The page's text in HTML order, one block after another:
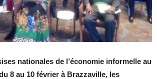
nationales de l’économie informelle au
8 au 10 février à Brazzaville, les